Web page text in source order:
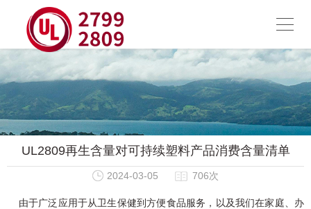
UL2809再生含量对可持续塑料产品消费含量清单
2024-03-05 706次
由于广泛应用于从卫生保健到方便食品服务，以及我们在家庭、办